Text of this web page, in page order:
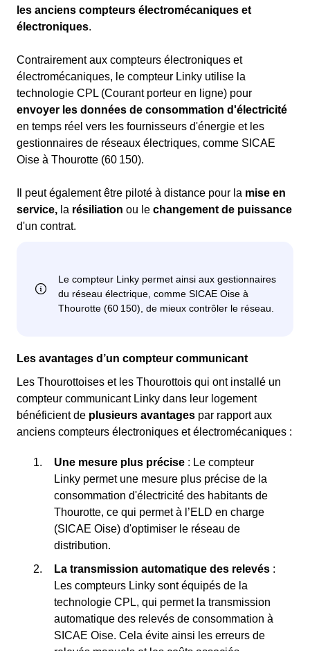
les anciens compteurs électromécaniques et
électroniques.
Contrairement aux compteurs électroniques et
électromécaniques, le compteur Linky utilise la
technologie CPL (Courant porteur en ligne) pour
envoyer les données de consommation d'électricité
en temps réel vers les fournisseurs d'énergie et les
gestionnaires de réseaux électriques, comme SICAE
Oise à Thourotte (60 150).
Il peut également être piloté à distance pour la mise en
service, la résiliation ou le changement de puissance
d'un contrat.
Les avantages d’un compteur communicant
Les Thourottoises et les Thourottois qui ont installé un
compteur communicant Linky dans leur logement
bénéficient de plusieurs avantages par rapport aux
anciens compteurs électroniques et électromécaniques :
Une mesure plus précise : Le compteur
Linky permet une mesure plus précise de la
consommation d'électricité des habitants de
Thourotte, ce qui permet à l’ELD en charge
(SICAE Oise) d'optimiser le réseau de
distribution.
La transmission automatique des relevés :
Les compteurs Linky sont équipés de la
technologie CPL, qui permet la transmission
automatique des relevés de consommation à
SICAE Oise. Cela évite ainsi les erreurs de